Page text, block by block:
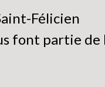
Félicien
font partie de